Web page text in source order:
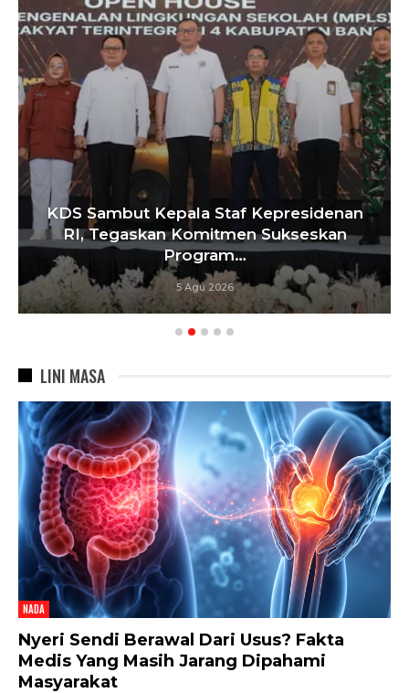
Kepala Staf Kepresidenan
Komitmen Sukseskan
Program…
5 Agu 2026
LINI MASA
NADA
Nyeri Sendi Berawal Dari Usus? Fakta
Medis Yang Masih Jarang Dipahami
Masyarakat